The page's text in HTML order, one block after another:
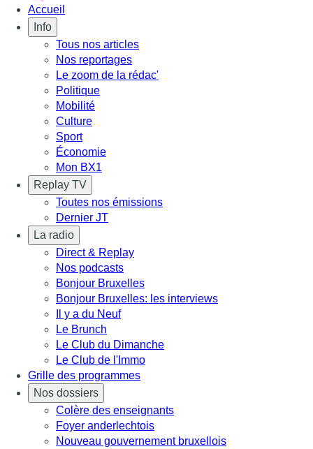
Accueil
Info
Tous nos articles
Nos reportages
Le zoom de la rédac'
Politique
Mobilité
Culture
Sport
Économie
Mon BX1
Replay TV
Toutes nos émissions
Dernier JT
La radio
Direct & Replay
Nos podcasts
Bonjour Bruxelles
Bonjour Bruxelles: les interviews
Il y a du Neuf
Le Brunch
Le Club du Dimanche
Le Club de l'Immo
Grille des programmes
Nos dossiers
Colère des enseignants
Foyer anderlechtois
Nouveau gouvernement bruxellois